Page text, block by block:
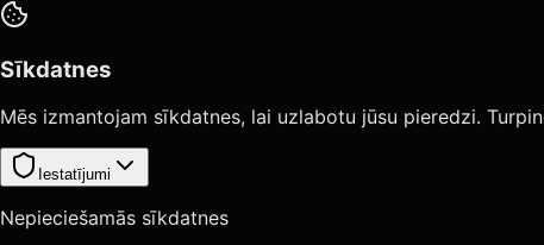
Sīkdatnes
Mēs izmantojam sīkdatnes, lai uzlabotu jūsu pieredzi.
Iestatījumi
Nepieciešamās sīkdatnes